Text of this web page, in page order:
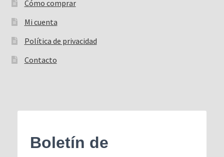
Cómo comprar
Mi cuenta
Política de privacidad
Contacto
Boletín de